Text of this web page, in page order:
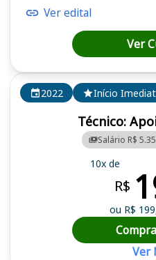
2022 Início
Técnico:
Salário R$
10x de
R$
ou R$
Ver
Ver edital
Ver